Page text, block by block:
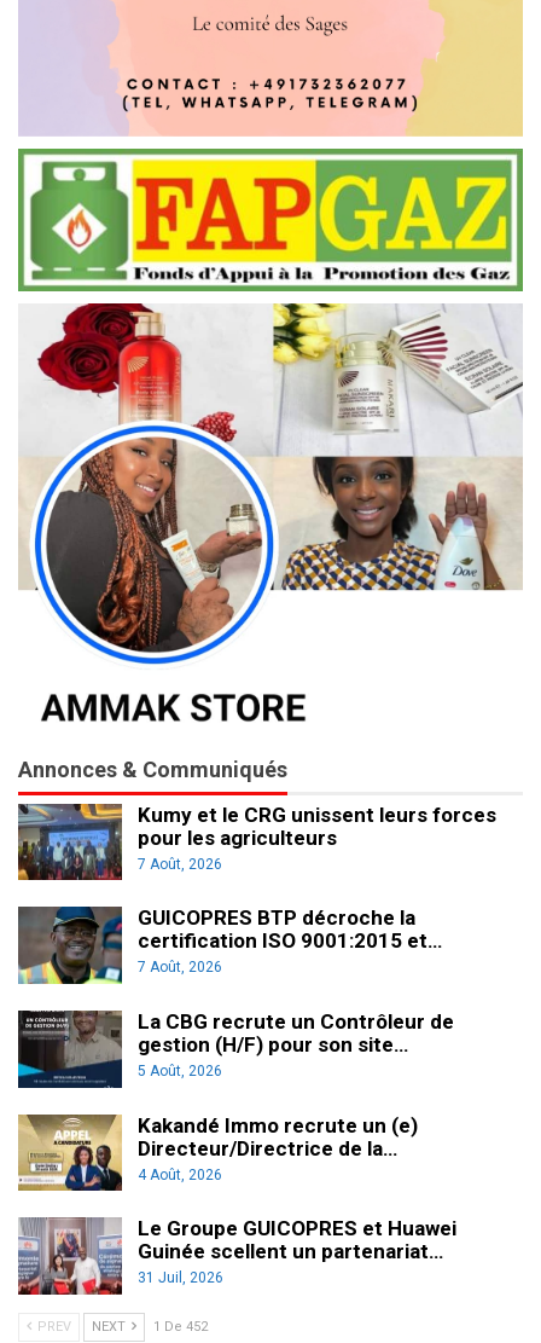
Annonces & Communiqués
Kumy et le CRG unissent leurs forces
pour les agriculteurs
7 Août, 2026
GUICOPRES BTP décroche la
certification ISO 9001:2015 et…
7 Août, 2026
La CBG recrute un Contrôleur de
gestion (H/F) pour son site…
5 Août, 2026
Kakandé Immo recrute un (e)
Directeur/Directrice de la…
4 Août, 2026
Le Groupe GUICOPRES et Huawei
Guinée scellent un partenariat…
31 Juil, 2026
PREV NEXT 1 De 452